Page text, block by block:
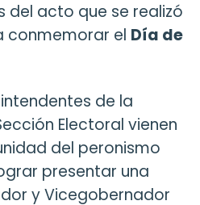
del acto que se realizó
conmemorar el Día de
de la
Electoral vienen
del peronismo
presentar una
y Vicegobernador